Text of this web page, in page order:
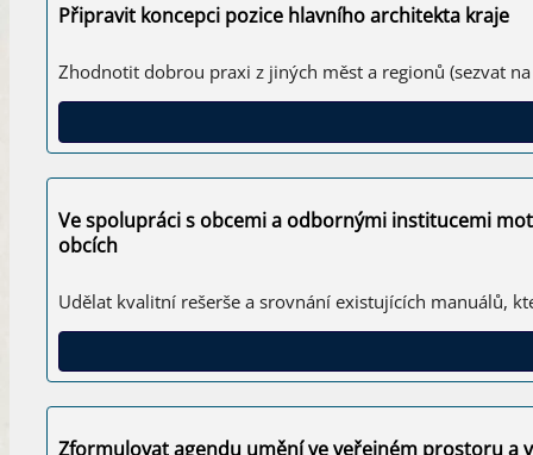
Připravit koncepci pozice hlavního architekta kraje
Zhodnotit dobrou praxi z jiných měst a regionů (sezvat
Ve spolupráci s obcemi a odbornými institucemi
obcích
Udělat kvalitní rešerše a srovnání existujících manuálů,
Zformulovat agendu umění ve veřejném prostoru a